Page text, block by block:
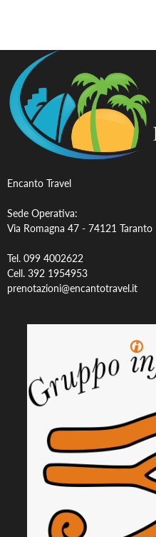
Encanto Travel
Sede Operativa:
Via Romagna 47 - 74121 Taranto
Tel. 099 4002622
Cell. 392 1954953
prenotazioni@encantotravel.it